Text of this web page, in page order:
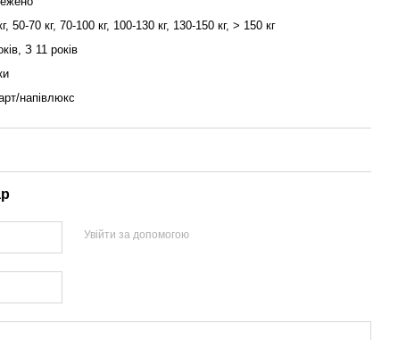
50-70 кг, 70-100 кг, 100-130 кг, 130-150 кг, > 150 кг
З 11 років
напівлюкс
Увійти за допомогою